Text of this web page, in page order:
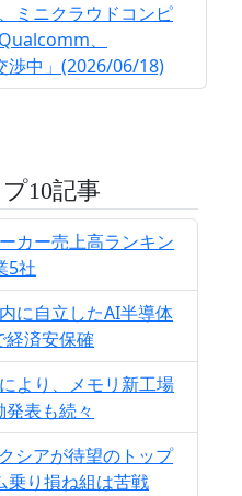
ミニクラウドコンピ
、
中」(2026/06/18)
10記事
カー売上高ランキン
5社
に自立したAI半導体
済安保確
より、メモリ新工場
表も続々
シアが待望のトップ
乗り損ね組は苦戦